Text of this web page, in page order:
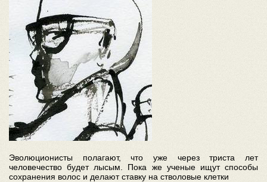
Эволюционисты полагают, что уже через триста лет
человечество будет лысым. Пока же ученые ищут способы
сохранения волос и делают ставку на стволовые клетки